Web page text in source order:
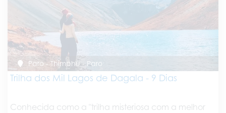
Paro - Thimphu - Paro
Trilha dos Mil Lagos de Dagala - 9 Dias
Conhecida como a "trilha misteriosa com a melhor